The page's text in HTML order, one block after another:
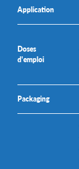
Application
Doses
d'emploi
Packaging